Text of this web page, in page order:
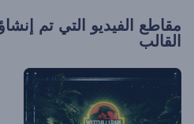
مقاطع الفيديو التي تم
القالب